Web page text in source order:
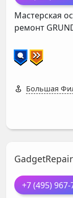
Мастерская
ремонт
Большая
GadgetRepair
+7 (495) 967-